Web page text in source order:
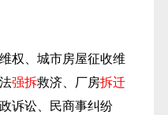
权、城市房屋征收维
强拆救济、厂房拆迁
诉讼、民商事纠纷